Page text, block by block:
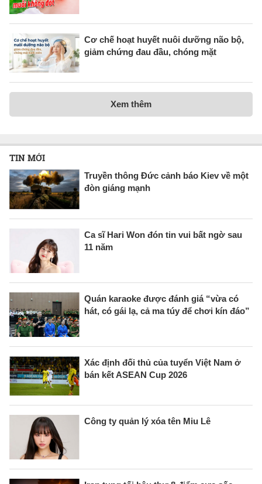
Cơ chế hoạt huyết nuôi dưỡng não bộ,
giảm chứng đau đầu, chóng mặt
Xem thêm
TIN MỚI
Truyền thông Đức cảnh báo Kiev về một
đòn giáng mạnh
Ca sĩ Hari Won đón tin vui bất ngờ sau
11 năm
Quán karaoke được đánh giá “vừa có
hát, có gái lạ, cả ma túy để chơi kín đáo”
Xác định đối thủ của tuyển Việt Nam ở
bán kết ASEAN Cup 2026
Công ty quản lý xóa tên Miu Lê